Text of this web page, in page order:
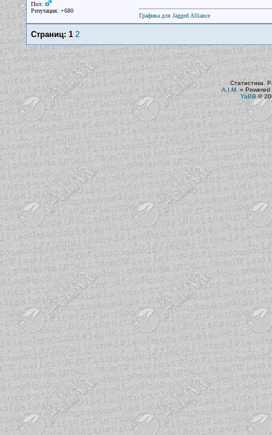
Пол:
Репутация: +680
Графика для Jagged Alliance
Страниц: 1 2
Статистика.
A.I.M. » Powered
YaBB©